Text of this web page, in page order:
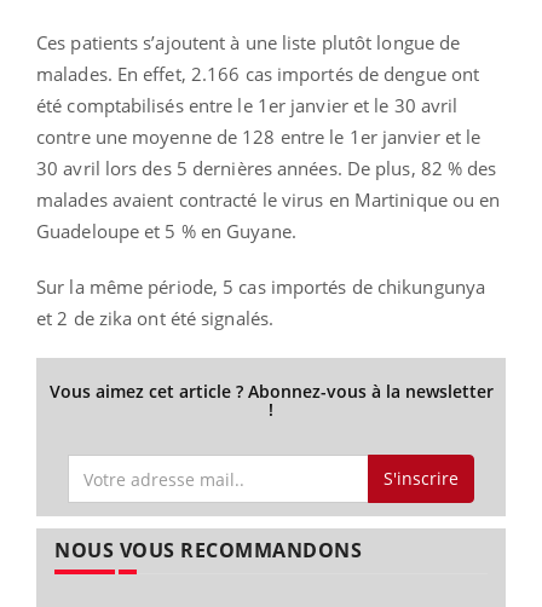
Ces patients s’ajoutent à une liste plutôt longue de
malades. En effet, 2.166 cas importés de dengue ont
été comptabilisés entre le 1er janvier et le 30 avril
contre une moyenne de 128 entre le 1er janvier et le
30 avril lors des 5 dernières années. De plus, 82 % des
malades avaient contracté le virus en Martinique ou en
Guadeloupe et 5 % en Guyane.
Sur la même période, 5 cas importés de chikungunya
et 2 de zika ont été signalés.
Vous aimez cet article ? Abonnez-vous à la newsletter
!
S'inscrire
NOUS VOUS RECOMMANDONS